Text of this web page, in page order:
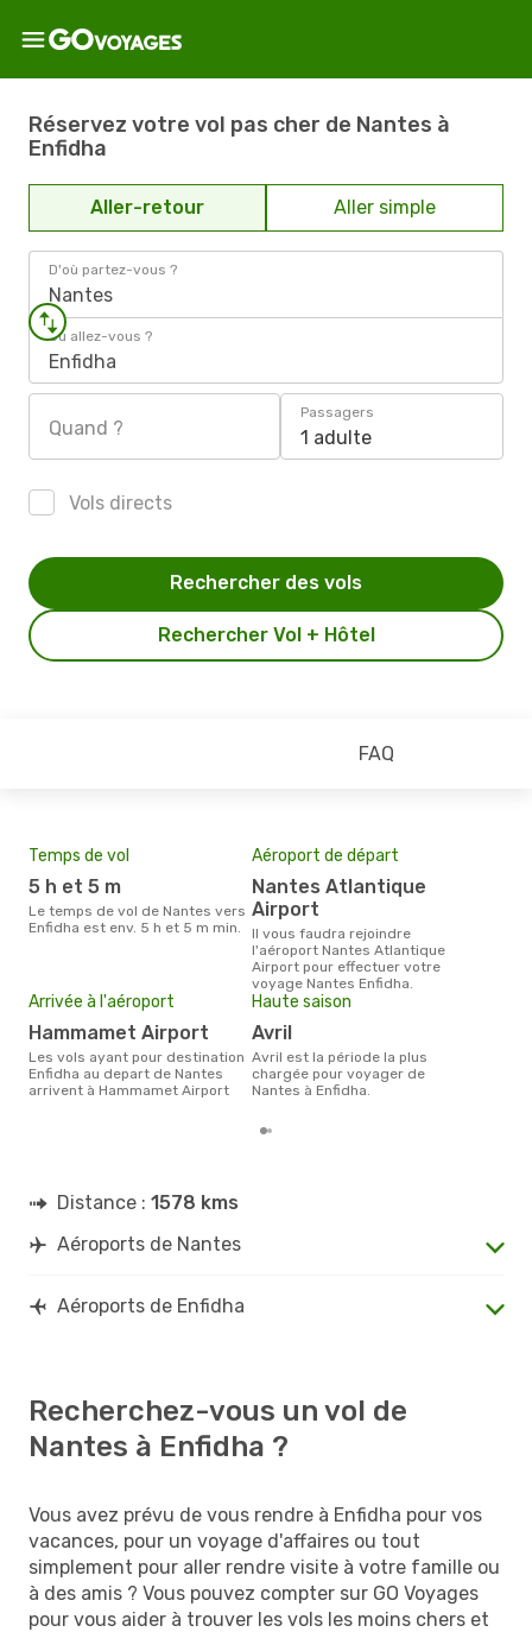
Réservez votre vol pas cher de Nantes à
Enfidha
Aller-retour Aller simple
D'où partez-vous ?
Nantes
Où allez-vous ?
Enfidha
Quand ?
Passagers
1 adulte
Vols directs
Rechercher Vol + Hôtel
Rechercher des vols
FAQ
Temps de vol
5 h et 5 m
Le temps de vol de Nantes vers
Enfidha est env. 5 h et 5 m min.
Aéroport de départ
Nantes Atlantique
Airport
Il vous faudra rejoindre
l'aéroport Nantes Atlantique
Airport pour effectuer votre
voyage Nantes Enfidha.
Arrivée à l'aéroport
Hammamet Airport
Les vols ayant pour destination
Enfidha au depart de Nantes
arrivent à Hammamet Airport
Haute saison
avril
avril est la période la plus
chargée pour voyager de
Nantes à Enfidha.
Distance : 1578 kms
Aéroports de Nantes
Aéroports de Enfidha
Recherchez-vous un vol de
Nantes à Enfidha ?
Vous avez prévu de vous rendre à Enfidha pour vos
vacances, pour un voyage d'affaires ou tout
simplement pour aller rendre visite à votre famille ou
à des amis ? Vous pouvez compter sur GO Voyages
pour vous aider à trouver les vols les moins chers et